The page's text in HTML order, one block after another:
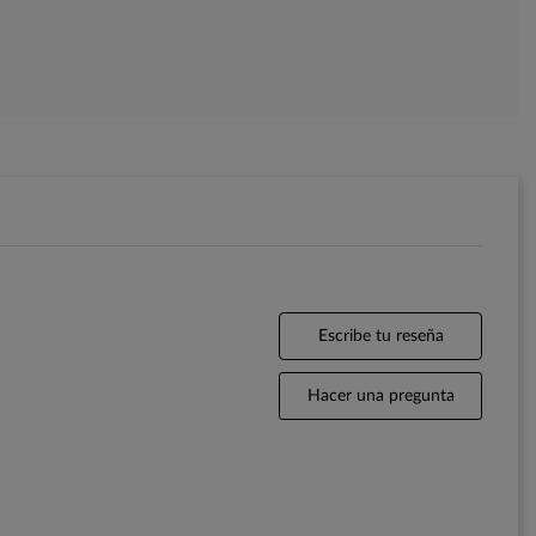
Escribe tu reseña
Hacer una pregunta